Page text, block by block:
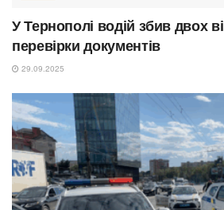
У Тернополі водій збив двох
перевірки документів
29.09.2025